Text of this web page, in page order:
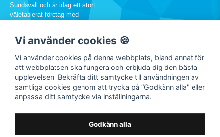
Sundsvall och är idag ett stort
väletablerat företag med
info@rw.se
SOCIALA MEDIER
Vi använder cookies 🍪
Vi använder cookies på denna webbplats, bland annat för
att webbplatsen ska fungera och erbjuda dig den bästa
upplevelsen. Bekräfta ditt samtycke till användningen av
samtliga cookies genom att trycka på ”Godkänn alla" eller
anpassa ditt samtycke via inställningarna.
Godkänn alla